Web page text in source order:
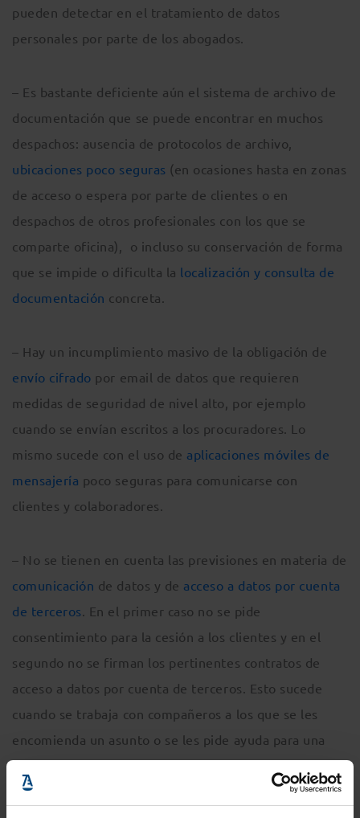
pueden detectar en el tratamiento de datos
personales por parte de los abogados.
– Es bastante deficiente aún el sistema de archivo de
documentación que se puede encontrar en muchos
despachos: ausencia de protocolos de archivo,
ubicaciones poco seguras (en ocasiones hasta en zonas
de acceso o espera por parte de clientes o en
despachos de otros profesionales con los que se
comparte oficina), o incluso su conservación de forma
que se impide o dificulta la localización y consulta de
documentación concreta.
– Hay un incumplimiento masivo de la obligación de
envío cifrado por email de datos que requieren
medidas de seguridad de nivel alto, por ejemplo
cuando se envían escritos a los procuradores. Lo
mismo sucede con el uso de aplicaciones móviles de
mensajería poco seguras para comunicarse con
clientes y colaboradores.
– No se tienen en cuenta las previsiones en materia de
comunicación de datos y de acceso a datos por cuenta
de terceros. En el primer caso no se pide
consentimiento para la cesión a los clientes y en el
segundo no se firman los pertinentes contratos de
acceso a datos por cuenta de terceros. Esto sucede
cuando se trabaja con compañeros a los que se les
encomienda un asunto o se les pide ayuda para una
actuación procesal concreta.